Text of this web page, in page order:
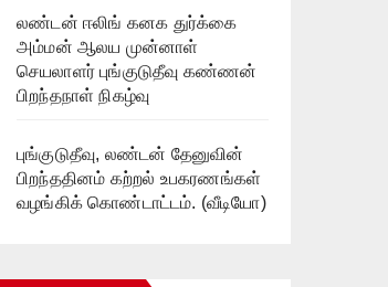
லண்டன் ஈலிங் கனக துர்க்கை
அம்மன் ஆலய முன்னாள்
செயலாளர் புங்குடுதீவு கண்ணன்
பிறந்தநாள் நிகழ்வு
புங்குடுதீவு, லண்டன் தேனுவின்
பிறந்ததினம் கற்றல் உபகரணங்கள்
வழங்கிக் கொண்டாட்டம். (வீடியோ)